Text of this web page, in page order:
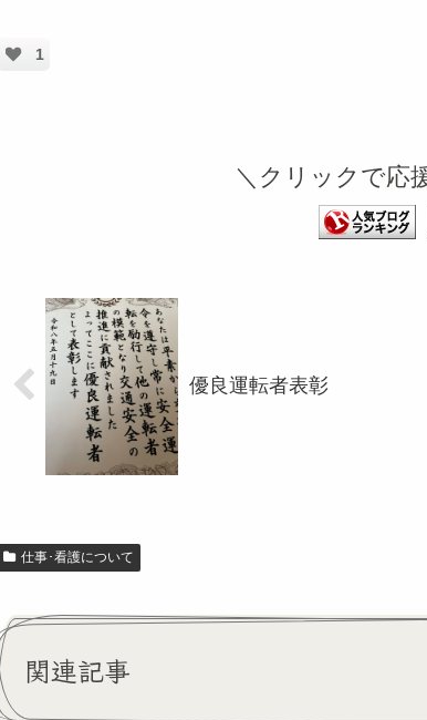
1
＼クリックで応
優良運転者表彰
仕事･看護について
関連記事